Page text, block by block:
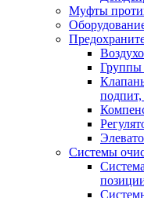
Муфты
Группы
Системы